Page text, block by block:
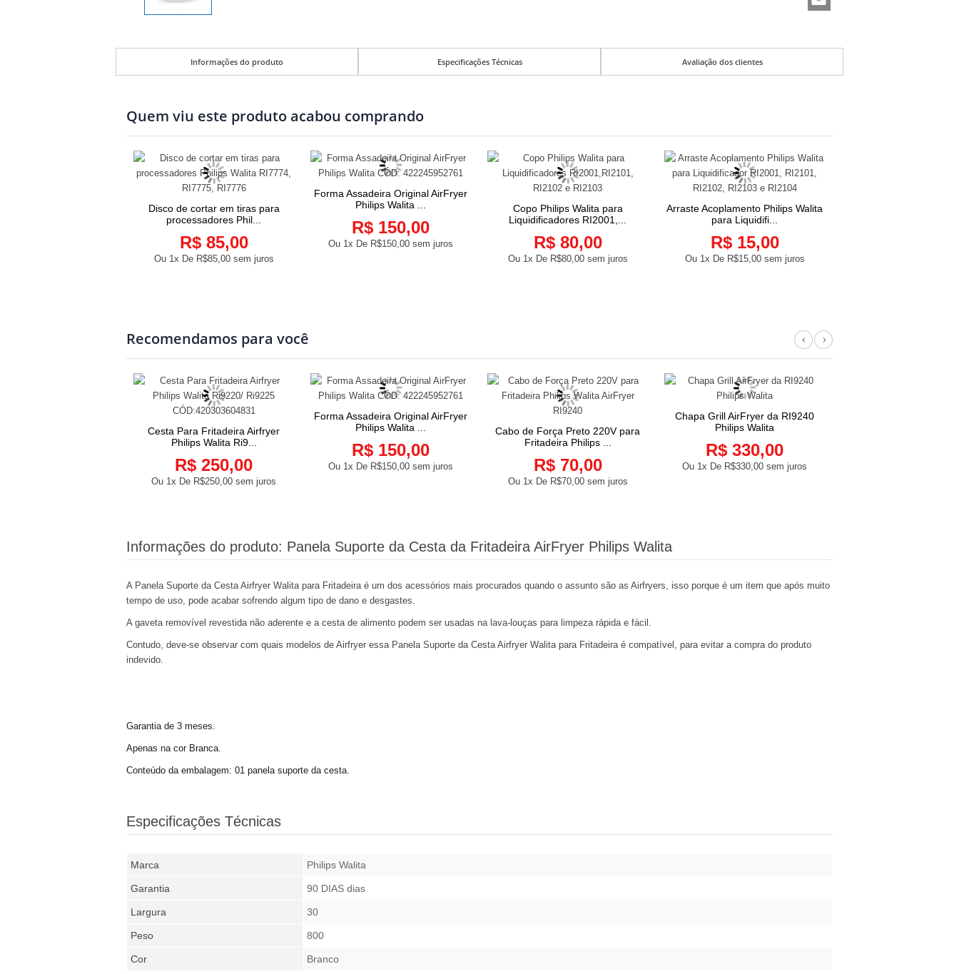
Informações do produto Especificações Técnicas Avaliação dos clientes
Quem viu este produto acabou comprando
COMPRAR
Disco de cortar em tiras para
processadores Phil...
R$ 85,00
Ou 1x De R$85,00sem juros
COMPRAR
Forma Assadeira Original AirFryer
Philips Walita ...
R$ 150,00
Ou 1x De R$150,00 sem juros
COMPRAR
Copo Philips Walita para
Liquidificadores RI2001,...
R$ 80,00
Ou 1x De R$80,00sem juros
COMPRAR
Arraste Acoplamento Philips Walita
para Liquidifi...
R$ 15,00
Ou 1x De R$15,00sem juros
Recomendamos para você
COMPRAR
Cesta Para Fritadeira Airfryer
Philips Walita Ri9...
R$ 250,00
Ou 1x De R$250,00 sem juros
COMPRAR
Forma Assadeira Original AirFryer
Philips Walita ...
R$ 150,00
Ou 1x De R$150,00 sem juros
COMPRAR
Cabo de Força Preto 220V para
Fritadeira Philips ...
R$ 70,00
Ou 1x De R$70,00sem juros
COMPRAR
Chapa Grill AirFryer da RI9240
Philips Walita
R$ 330,00
Ou 1x De R$330,00 sem juros
Previous
Next
Informações do produto: Panela Suporte da Cesta da Fritadeira AirFryer Philips Walita
A Panela Suporte da Cesta Airfryer Walita para Fritadeira é um dos acessórios mais procurados quando o assunto são as Airfryers, isso porque é um item que após muito
tempo de uso, pode acabar sofrendo algum tipo de dano e desgastes.
A gaveta removível revestida não aderente e a cesta de alimento podem ser usadas na lava-louças para limpeza rápida e fácil.
Contudo, deve-se observar com quais modelos de Airfryer essa Panela Suporte da Cesta Airfryer Walita para Fritadeira é compatível, para evitar a compra do produto
indevido.
Garantia de 3 meses.
Apenas na cor Branca.
Conteúdo da embalagem: 01 panela suporte da cesta.
Especificações Técnicas
Marca Philips Walita
Garantia 90 DIAS dias
Largura 30
Peso 800
Cor Branco